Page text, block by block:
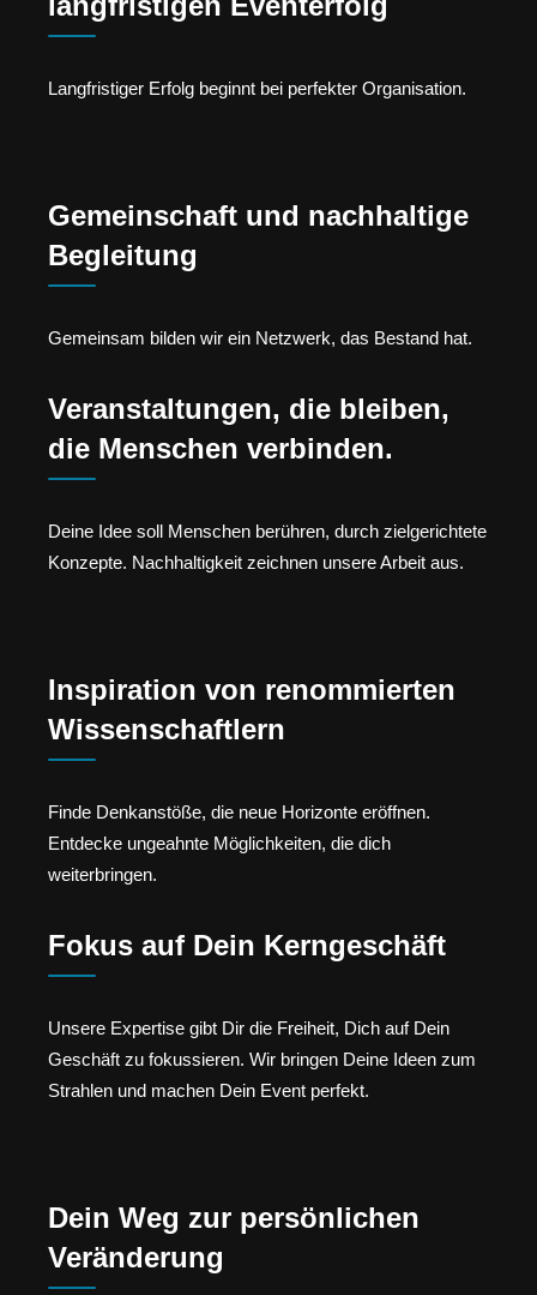
Langfristiger Erfolg beginnt bei perfekter Organisation.
Gemeinschaft und nachhaltige
Begleitung
Gemeinsam bilden wir ein Netzwerk, das Bestand hat.
Veranstaltungen, die bleiben,
die Menschen verbinden.
Deine Idee soll Menschen berühren, durch zielgerichtete
Konzepte. Nachhaltigkeit zeichnen unsere Arbeit aus.
Inspiration von renommierten
Wissenschaftlern
Finde Denkanstöße, die neue Horizonte eröffnen.
Entdecke ungeahnte Möglichkeiten, die dich
weiterbringen.
Fokus auf Dein Kerngeschäft
Unsere Expertise gibt Dir die Freiheit, Dich auf Dein
Geschäft zu fokussieren. Wir bringen Deine Ideen zum
Strahlen und machen Dein Event perfekt.
Dein Weg zur persönlichen
Veränderung